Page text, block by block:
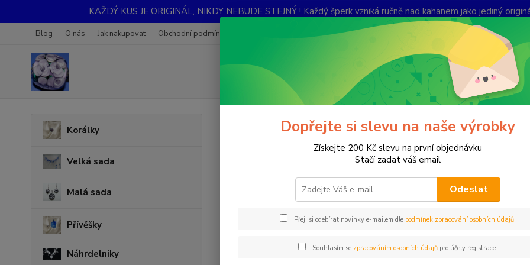
KAŽDÝ KUS JE ORIGINÁL, NIKDY NEBUDE STEJNÝ ! Každý šperk vzniká ručně nad kahanem jako jediný
Blog O nás Jak nakupovat Obchodní podmínky Kontakty Ochrana soukromí
Hledat
Po-
Korálky
Velká sada
Malá sada
Přívěšky
Náhrdelníky
Kraslice Kraslice
Dopřejte si slevu na naše výrobky
Získejte 200 Kč slevu na první objednávku
Stačí zadat váš email
Odeslat
Přeji si odebírat novinky e-mailem dle podmínek zpracování osobních údajů.
Souhlasím se zpracováním osobních údajůpro účely registrace.